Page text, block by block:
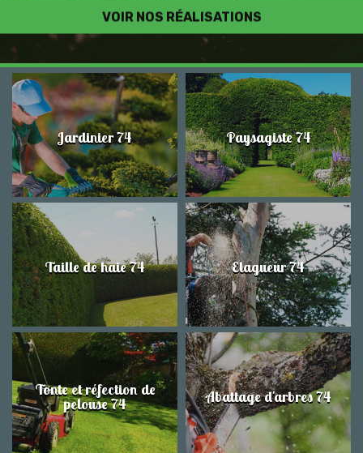
VOIR NOS RÉALISATIONS
Travail de qualité
Jardinier 74 Paysagiste 74
Taille de haie 74 Elagueur 74
Tonte et réfection de
pelouse 74 Abattage d'arbres 74